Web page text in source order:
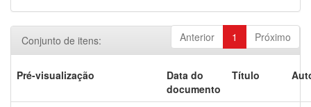
Anterior 1 Próximo
Conjunto de itens:
Pré-visualização
Data do
documento
Título